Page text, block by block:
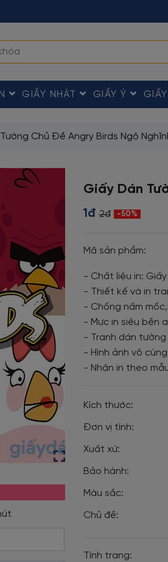
GIẤY NHẬT GIẤY Ý
Chủ Đề Angry Birds Ngộ
Giấy Dán
1đ 2đ -50%
Mã sản phẩm:
- Chất liệu in:
- Thiết kế và in
- Chống nấm
- Mực in siêu bền
- Tranh dán
- Hình ảnh vô
- Nhận in theo
Kích thước:
Đơn vị tính:
Xuất xứ:
Bảo hành:
Màu sắc:
Chủ đề:
Tình trạng: